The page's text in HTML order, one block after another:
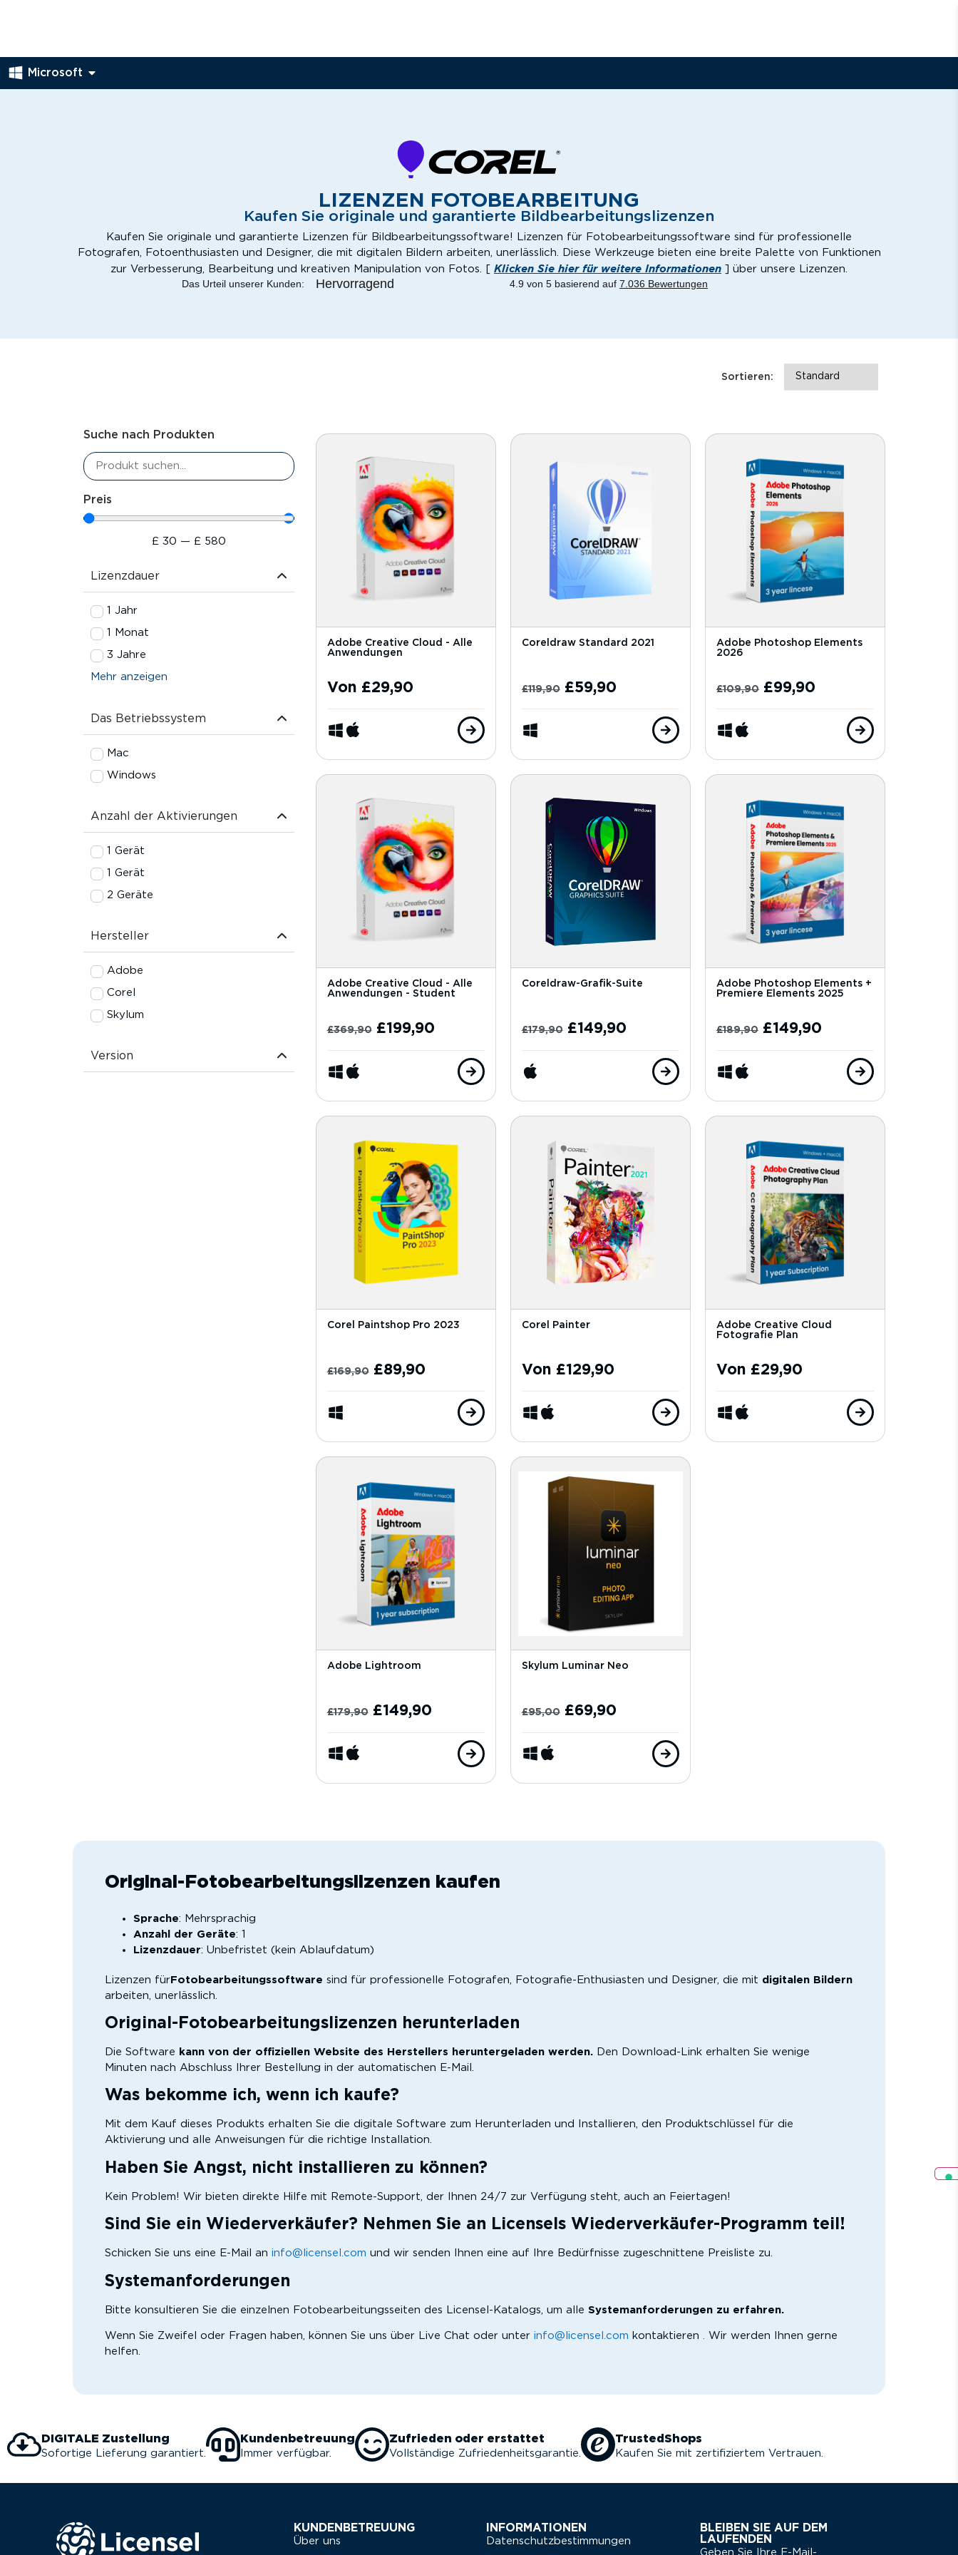
Microsoft
LIZENZEN FOTOBEARBEITUNG
Kaufen Sie originale und garantierte Bildbearbeitungslizenzen
Kaufen Sie originale und garantierte Lizenzen für Bildbearbeitungssoftware! Lizenzen für Fotobearbeitungssoftware sind für professionelle
Fotografen, Fotoenthusiasten und Designer, die mit digitalen Bildern arbeiten, unerlässlich. Diese Werkzeuge bieten eine breite Palette von Funktionen
zur Verbesserung, Bearbeitung und kreativen Manipulation von Fotos. [ Klicken Sie hier für weitere Informationen ] über unsere Lizenzen.
Sortieren:
Suche nach Produkten
Preis
£ 30 — £ 580
Lizenzdauer
1 Jahr
1 Monat
3 Jahre
Mehr anzeigen
Das Betriebssystem
Mac
Windows
Anzahl der Aktivierungen
1 Gerät
1 Gerät
2 Geräte
Hersteller
Adobe
Corel
Skylum
Version
Adobe Creative Cloud - Alle
Anwendungen
Von £29,90
Coreldraw Standard 2021
£119,90 £59,90
Adobe Photoshop Elements
2026
£109,90 £99,90
Adobe Creative Cloud - Alle
Anwendungen - Student
£369,90 £199,90
Coreldraw-Grafik-Suite
£179,90 £149,90
Adobe Photoshop Elements +
Premiere Elements 2025
£189,90 £149,90
Corel Paintshop Pro 2023
£169,90 £89,90
Corel Painter
Von £129,90
Adobe Creative Cloud
Fotografie Plan
Von £29,90
Adobe Lightroom
£179,90 £149,90
Skylum Luminar Neo
£95,00 £69,90
Original-Fotobearbeitungslizenzen kaufen
Sprache: Mehrsprachig
Anzahl der Geräte: 1
Lizenzdauer: Unbefristet (kein Ablaufdatum)
Lizenzen fürFotobearbeitungssoftware sind für professionelle Fotografen, Fotografie-Enthusiasten und Designer, die mit digitalen Bildern
arbeiten, unerlässlich.
Original-Fotobearbeitungslizenzen herunterladen
Die Software kann von der offiziellen Website des Herstellers heruntergeladen werden. Den Download-Link erhalten Sie wenige
Minuten nach Abschluss Ihrer Bestellung in der automatischen E-Mail.
Was bekomme ich, wenn ich kaufe?
Mit dem Kauf dieses Produkts erhalten Sie die digitale Software zum Herunterladen und Installieren, den Produktschlüssel für die
Aktivierung und alle Anweisungen für die richtige Installation.
Haben Sie Angst, nicht installieren zu können?
Kein Problem! Wir bieten direkte Hilfe mit Remote-Support, der Ihnen 24/7 zur Verfügung steht, auch an Feiertagen!
Sind Sie ein Wiederverkäufer? Nehmen Sie an Licensels Wiederverkäufer-Programm teil!
Schicken Sie uns eine E-Mail an info@licensel.com und wir senden Ihnen eine auf Ihre Bedürfnisse zugeschnittene Preisliste zu.
Systemanforderungen
Bitte konsultieren Sie die einzelnen Fotobearbeitungsseiten des Licensel-Katalogs, um alle Systemanforderungen zu erfahren.
Wenn Sie Zweifel oder Fragen haben, können Sie uns über Live Chat oder unter info@licensel.com kontaktieren
Wir werden Ihnen gerne
helfen.
DIGITALE Zustellung
Sofortige Lieferung garantiert.
Kundenbetreuung
Immer verfügbar.
Zufrieden oder erstattet
Vollständige Zufriedenheitsgarantie.
TrustedShops
Kaufen Sie mit zertifiziertem Vertrauen.
KUNDENBETREUUNG
Über uns
INFORMATIONEN
Datenschutzbestimmungen
BLEIBEN SIE AUF DEM
LAUFENDEN
Geben Sie Ihre E-Mail-